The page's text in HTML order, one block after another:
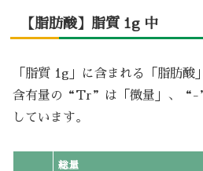
【脂肪酸】脂質 1g 中
「脂質 1g」に含まれる「脂肪酸
含有量の“Tr”は「微量」、“-
しています。
総量